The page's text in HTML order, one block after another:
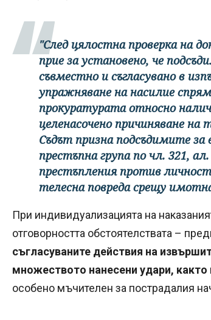
"След цялостна проверка на
прие за установено, че
съвместно и съгласувано в
упражняване на насилие
прокуратурата относно
целенасочено причиняване на
Съдът призна подсъдимите за
престъпна група по чл. 321,
престъпления против
телесна повреда срещу
При индивидуализацията на
отговорността обстоятелствата –
съгласуваните действия на
множеството нанесени удари,
особено мъчителен за пострадалия